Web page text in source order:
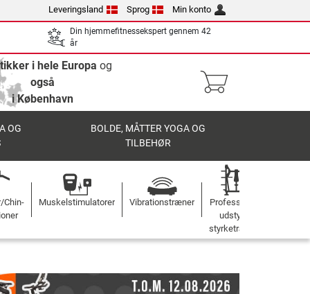
Leveringsland Sprog Min konto
Din hjemmefitnessekspert gennem 42
år
i hele Europa og
også
i København
OG
BOLDE, MÅTTER YOGA OG
TILBEHØR
Chin-
Muskelstimulatorer Vibrationstræner
Professionelt
udstyr til
styrketræning